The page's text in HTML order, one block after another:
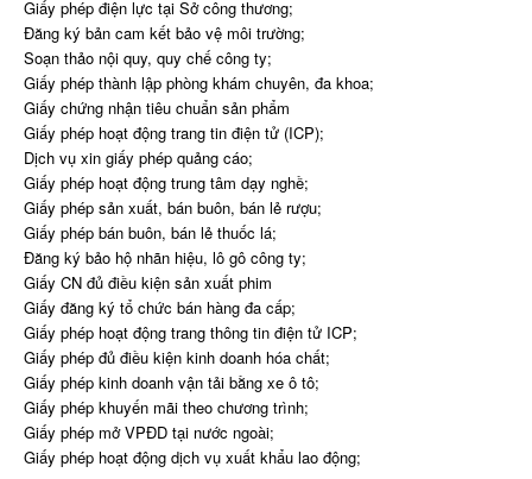
Giấy phép điện lực tại Sở công thương;
Đăng ký bản cam kết bảo vệ môi trường;
Soạn thảo nội quy, quy chế công ty;
Giấy phép thành lập phòng khám chuyên, đa khoa;
Giấy chứng nhận tiêu chuẩn sản phẩm
Giấy phép hoạt động trang tin điện tử (ICP);
Dịch vụ xin giấy phép quảng cáo;
Giấy phép hoạt động trung tâm dạy nghề;
Giấy phép sản xuất, bán buôn, bán lẻ rượu;
Giấy phép bán buôn, bán lẻ thuốc lá;
Đăng ký bảo hộ nhãn hiệu, lô gô công ty;
Giấy CN đủ điều kiện sản xuất phim
Giấy đăng ký tổ chức bán hàng đa cấp;
Giấy phép hoạt động trang thông tin điện tử ICP;
Giấy phép đủ điều kiện kinh doanh hóa chất;
Giấy phép kinh doanh vận tải bằng xe ô tô;
Giấy phép khuyến mãi theo chương trình;
Giấy phép mở VPĐD tại nước ngoài;
Giấy phép hoạt động dịch vụ xuất khẩu lao động;